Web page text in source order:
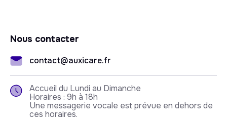
Nous contacter
contact@auxicare.fr
Accueil du Lundi au Dimanche
Horaires : 9h à 18h
Une messagerie vocale est prévue en dehors de
ces horaires.